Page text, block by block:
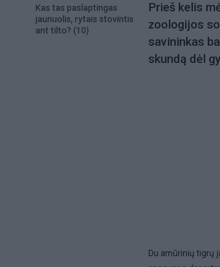
Kas tas paslaptingas
jaunuolis, rytais stovintis
ant tilto? (10)
Prieš kelis
zoologijos
savininkas
skundą dėl
Du amūrinių tigrų